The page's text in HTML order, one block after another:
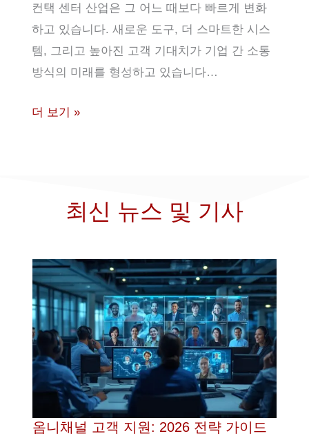
컨택 센터 산업은 그 어느 때보다 빠르게 변화
하고 있습니다. 새로운 도구, 더 스마트한 시스
템, 그리고 높아진 고객 기대치가 기업 간 소통
방식의 미래를 형성하고 있습니다…
더 보기 »
최신 뉴스 및 기사
옴니채널 고객 지원: 2026 전략 가이드